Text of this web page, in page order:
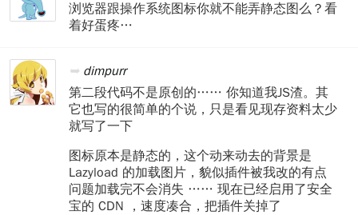
浏览器跟操作系统图标你就不能弄静态图么？看
着好蛋疼…
dimpurr
第二段代码不是原创的…… 你知道我JS渣。其
它也写的很简单的个说，只是看见现存资料太少
就写了一下
图标原本是静态的，这个动来动去的背景是
Lazyload 的加载图片，貌似插件被我改的有点
问题加载完不会消失 …… 现在已经启用了安全
宝的 CDN ，速度凑合，把插件关掉了